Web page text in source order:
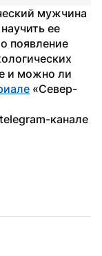
мужчина
ее
появление
и можно ли
«Север-